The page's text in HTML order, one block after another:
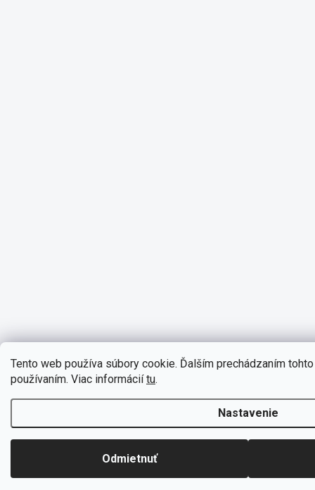
Tento web používa súbory cookie. Ďalším prechádzaním
používaním. Viac informáciítu.
Nastavenie
Odmietnuť